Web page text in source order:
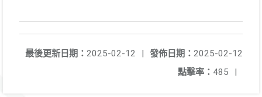
發佈日期： 2025-02-12
最後更新日期： 2025-02-12
|
點擊率： 485 |